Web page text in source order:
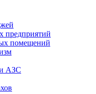
помещений
АЗС